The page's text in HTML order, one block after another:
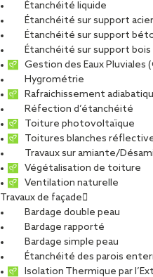
Étanchéité liquide
Étanchéité sur support acier
Étanchéité sur support
Étanchéité sur support bois
Gestion des Eaux Pluviales
Hygrométrie
Rafraichissement
Réfection d’étanchéité
Toiture photovoltaïque
Toitures blanches
Travaux sur amiante/
Végétalisation de toiture
Ventilation naturelle
Travaux de façade
Bardage double peau
Bardage rapporté
Bardage simple peau
Étanchéité des parois
Isolation Thermique par
PARTAGER